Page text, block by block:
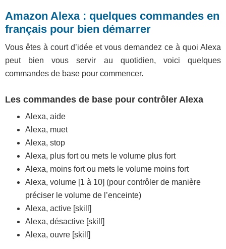
Amazon Alexa : quelques commandes en
français pour bien démarrer
Vous êtes à court d’idée et vous demandez ce à quoi Alexa
peut bien vous servir au quotidien, voici quelques
commandes de base pour commencer.
Les commandes de base pour contrôler Alexa
Alexa, aide
Alexa, muet
Alexa, stop
Alexa, plus fort ou mets le volume plus fort
Alexa, moins fort ou mets le volume moins fort
Alexa, volume [1 à 10] (pour contrôler de manière
préciser le volume de l’enceinte)
Alexa, active [skill]
Alexa, désactive [skill]
Alexa, ouvre [skill]